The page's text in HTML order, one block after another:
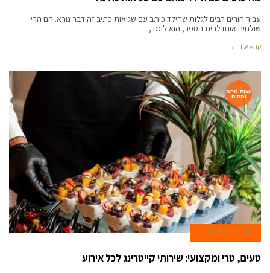
עבור הורים רבים לגלות שהילד כותב עם שגיאות כתיב זה דבר נורא. הם הרי
שולחים אותו לבית הספר, הוא לומד,
קרא עוד ←
עצות מהמ
ומחים
11 באפריל 2024
טעים, טרי ומקצועי: שירותי קייטרינג לכל אירוע